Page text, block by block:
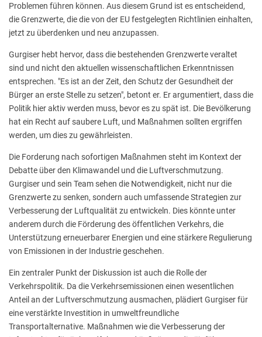
Problemen führen können. Aus diesem Grund ist es entscheidend,
die Grenzwerte, die die von der EU festgelegten Richtlinien einhalten,
jetzt zu überdenken und neu anzupassen.
Gurgiser hebt hervor, dass die bestehenden Grenzwerte veraltet
sind und nicht den aktuellen wissenschaftlichen Erkenntnissen
entsprechen. "Es ist an der Zeit, den Schutz der Gesundheit der
Bürger an erste Stelle zu setzen", betont er. Er argumentiert, dass die
Politik hier aktiv werden muss, bevor es zu spät ist. Die Bevölkerung
hat ein Recht auf saubere Luft, und Maßnahmen sollten ergriffen
werden, um dies zu gewährleisten.
Die Forderung nach sofortigen Maßnahmen steht im Kontext der
Debatte über den Klimawandel und die Luftverschmutzung.
Gurgiser und sein Team sehen die Notwendigkeit, nicht nur die
Grenzwerte zu senken, sondern auch umfassende Strategien zur
Verbesserung der Luftqualität zu entwickeln. Dies könnte unter
anderem durch die Förderung des öffentlichen Verkehrs, die
Unterstützung erneuerbarer Energien und eine stärkere Regulierung
von Emissionen in der Industrie geschehen.
Ein zentraler Punkt der Diskussion ist auch die Rolle der
Verkehrspolitik. Da die Verkehrsemissionen einen wesentlichen
Anteil an der Luftverschmutzung ausmachen, plädiert Gurgiser für
eine verstärkte Investition in umweltfreundliche
Transportalternative. Maßnahmen wie die Verbesserung der